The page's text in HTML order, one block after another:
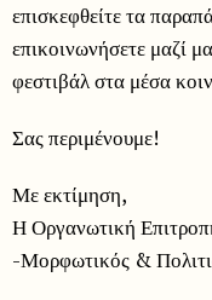
επισκεφθείτε τα
επικοινωνήσετε μαζί
φεστιβάλ στα μέσα
Σας περιμένουμε!
Με εκτίμηση,
Η Οργανωτική
-Μορφωτικός &